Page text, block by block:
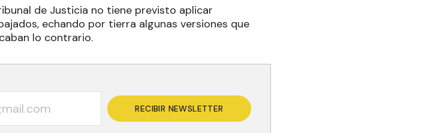
de Justicia no tiene previsto aplicar
echando por tierra algunas versiones que
lo contrario.
RECIBIR NEWSLETTER